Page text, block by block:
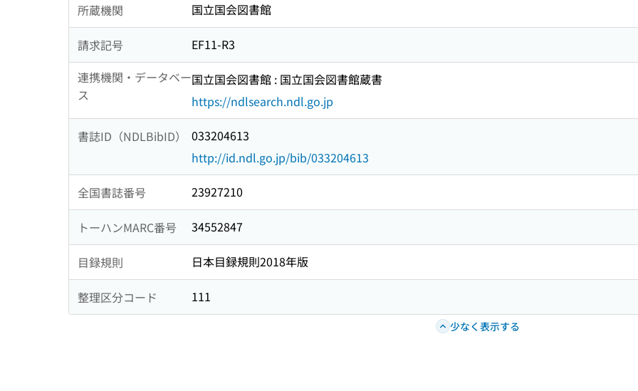
所蔵機関 国立国会図書館
請求記号
EF11-R3
連携機関・データベー
ス
国立国会図書館 : 国立国会図書館蔵書
https://ndlsearch.ndl.go.jp
書誌ID（NDLBibID）
033204613
http://id.ndl.go.jp/bib/033204613
全国書誌番号 23927210
トーハンMARC番号 34552847
目録規則 日本目録規則2018年版
整理区分コード 111
少なく表示する